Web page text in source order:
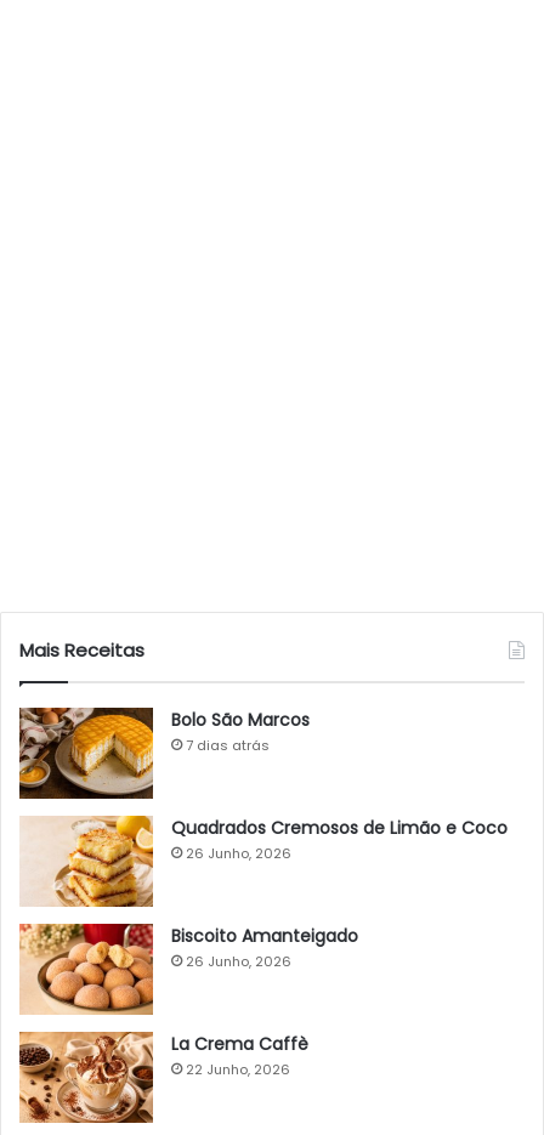
Mais Receitas
Bolo São Marcos
7 dias atrás
Quadrados Cremosos de Limão e Coco
26 Junho, 2026
Biscoito Amanteigado
26 Junho, 2026
La Crema Caffè
22 Junho, 2026